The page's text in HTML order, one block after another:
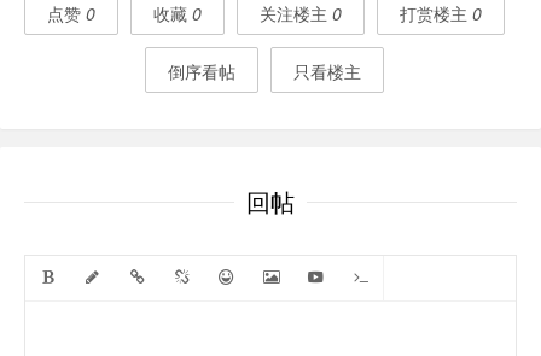
点赞 0 收藏 0 关注楼主 0 打赏楼主 0
倒序看帖 只看楼主
回帖